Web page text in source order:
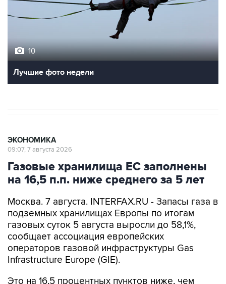
10
Лучшие фото недели
ЭКОНОМИКА
09:07, 7 августа 2026
Газовые хранилища ЕС заполнены
на 16,5 п.п. ниже среднего за 5 лет
Москва. 7 августа. INTERFAX.RU - Запасы газа в
подземных хранилищах Европы по итогам
газовых суток 5 августа выросли до 58,1%,
сообщает ассоциация европейских
операторов газовой инфраструктуры Gas
Infrastructure Europe (GIE).
Это на 16,5 процентных пунктов ниже, чем